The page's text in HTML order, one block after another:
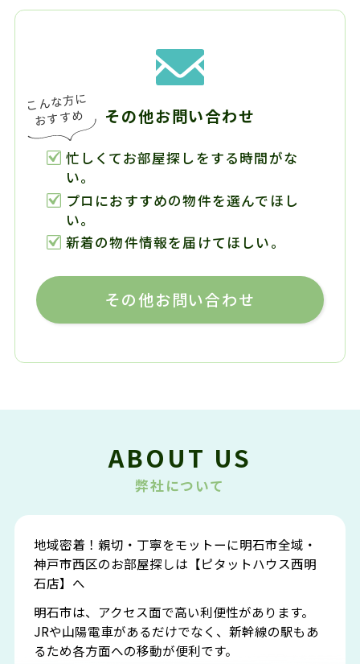
その他お問い合わせ
忙しくてお部屋探しをする時間がな
い。
プロにおすすめの物件を選んでほし
い。
新着の物件情報を届けてほしい。
その他お問い合わせ
ABOUT US
弊社について
地域密着！親切・丁寧をモットーに明石市全域・
神戸市西区のお部屋探しは【ピタットハウス西明
石店】へ
明石市は、アクセス面で高い利便性があります。
JRや山陽電車があるだけでなく、新幹線の駅もあ
るため各方面への移動が便利です。